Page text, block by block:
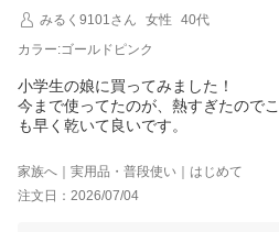
今後も変わらぬご愛顧のほど、よろしく
みるく9101さん
女性
40代
カラー:ゴールドピンク
小学生の娘に買ってみました！
今まで使ってたのが、熱すぎたので
家族へ｜実用品・普段使い｜はじめて
注文日：2026/07/04